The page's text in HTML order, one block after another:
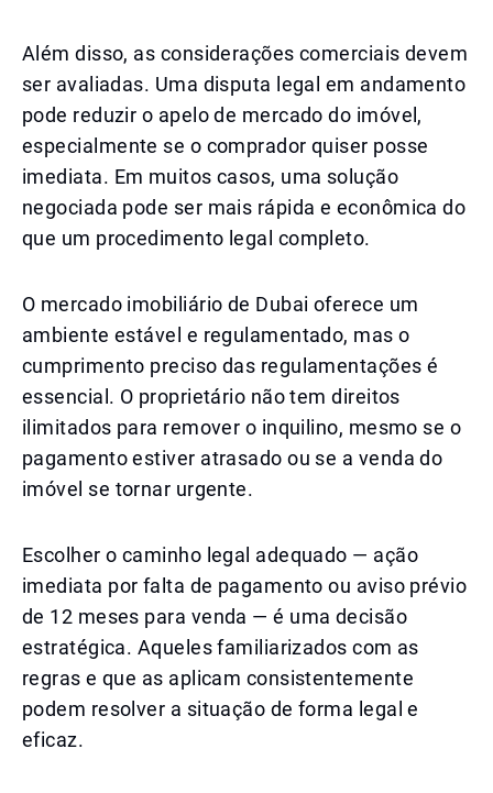
Além disso, as considerações comerciais devem
ser avaliadas. Uma disputa legal em andamento
pode reduzir o apelo de mercado do imóvel,
especialmente se o comprador quiser posse
imediata. Em muitos casos, uma solução
negociada pode ser mais rápida e econômica do
que um procedimento legal completo.
O mercado imobiliário de Dubai oferece um
ambiente estável e regulamentado, mas o
cumprimento preciso das regulamentações é
essencial. O proprietário não tem direitos
ilimitados para remover o inquilino, mesmo se o
pagamento estiver atrasado ou se a venda do
imóvel se tornar urgente.
Escolher o caminho legal adequado — ação
imediata por falta de pagamento ou aviso prévio
de 12 meses para venda — é uma decisão
estratégica. Aqueles familiarizados com as
regras e que as aplicam consistentemente
podem resolver a situação de forma legal e
eficaz.